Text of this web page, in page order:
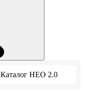
Каталог НЕО 2.0